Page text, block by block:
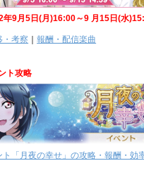
9月5日(月)16:00～9 月15日(水
・考察 ｜報酬・配信楽曲
ト攻略
ト「月夜の幸せ」の攻略・報酬・効